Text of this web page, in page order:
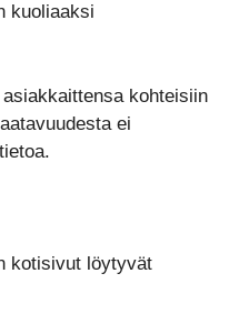
kuoliaaksi
kohteisiin
ei
kotisivut löytyvät